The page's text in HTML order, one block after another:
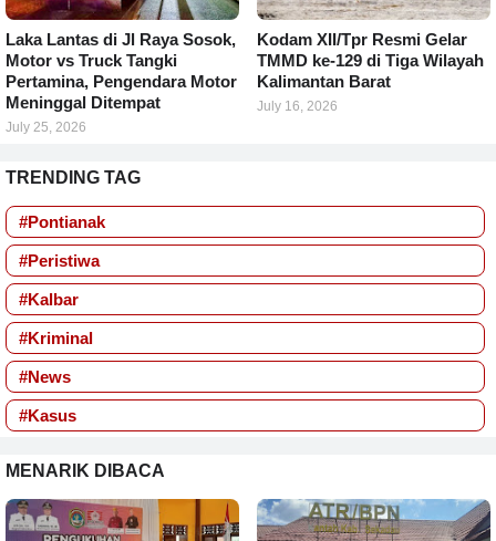
Laka Lantas di Jl Raya Sosok,
Motor vs Truck Tangki
Pertamina, Pengendara Motor
Meninggal Ditempat
July 25, 2026
Kodam XII/Tpr Resmi Gelar
TMMD ke-129 di Tiga Wilayah
Kalimantan Barat
July 16, 2026
TRENDING TAG
#Pontianak
#Peristiwa
#Kalbar
#Kriminal
#News
#Kasus
MENARIK DIBACA